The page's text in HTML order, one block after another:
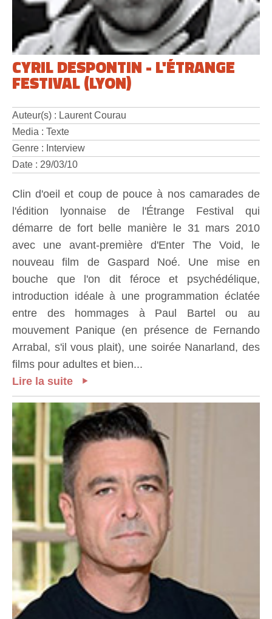
CYRIL DESPONTIN - L'ÉTRANGE
FESTIVAL (LYON)
Auteur(s) : Laurent Courau
Media : Texte
Genre : Interview
Date : 29/03/10
Clin d'oeil et coup de pouce à nos camarades de
l'édition lyonnaise de l'Étrange Festival qui
démarre de fort belle manière le 31 mars 2010
avec une avant-première d'Enter The Void, le
nouveau film de Gaspard Noé. Une mise en
bouche que l'on dit féroce et psychédélique,
introduction idéale à une programmation éclatée
entre des hommages à Paul Bartel ou au
mouvement Panique (en présence de Fernando
Arrabal, s'il vous plait), une soirée Nanarland, des
films pour adultes et bien...
Lire la suite